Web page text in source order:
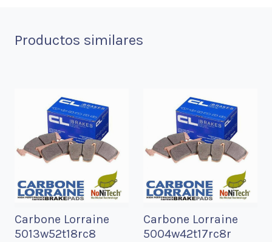
Productos similares
Carbone Lorraine
5013w52t18rc8
Carbone Lorraine
5004w42t17rc8r